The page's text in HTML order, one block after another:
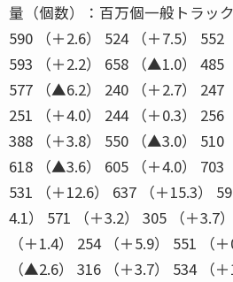
量（個数）：百万個一般トラッ
590 （＋2.6） 524 （＋7.5） 552
593 （＋2.2） 658 （▲1.0） 485
577 （▲6.2） 240 （＋2.7） 247
251 （＋4.0） 244 （＋0.3） 256
388 （＋3.8） 550 （▲3.0） 510
618 （▲3.6） 605 （＋4.0） 703
531 （＋12.6） 637 （＋15.3）
4.1） 571 （＋3.2） 305 （＋3.7
（＋1.4） 254 （＋5.9） 551 （
（▲2.6） 316 （＋3.7） 534 （